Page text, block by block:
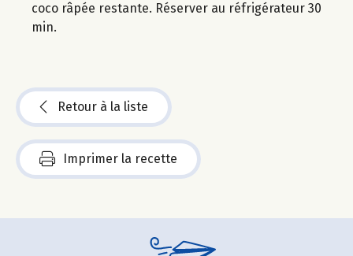
coco râpée restante. Réserver au réfrigérateur 30
min.
Retour à la liste
Imprimer la recette